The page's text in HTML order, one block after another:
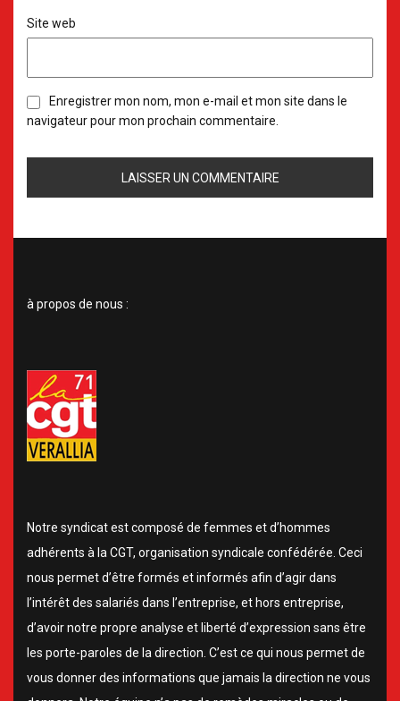
Site web
Enregistrer mon nom, mon e-mail et mon site dans le
navigateur pour mon prochain commentaire.
à propos de nous :
Notre syndicat est composé de femmes et d’hommes
adhérents à la CGT, organisation syndicale confédérée. Ceci
nous permet d’être formés et informés afin d’agir dans
l’intérêt des salariés dans l’entreprise, et hors entreprise,
d’avoir notre propre analyse et liberté d’expression sans être
les porte-paroles de la direction. C’est ce qui nous permet de
vous donner des informations que jamais la direction ne vous